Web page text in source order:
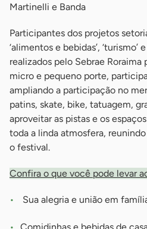
Martinelli e Banda
Participantes dos projetos
‘alimentos e bebidas’, ‘turismo’
realizados pelo Sebrae Roraima
micro e pequeno porte,
ampliando a participação no
patins, skate, bike, tatuagem,
aproveitar as pistas e os
toda a linda atmosfera,
o festival.
Confira o que você pode levar
Sua alegria e união em